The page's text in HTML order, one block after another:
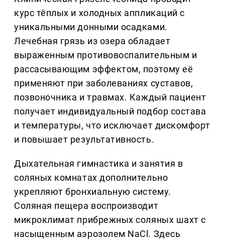
курс тёплых и холодных аппликаций с
уникальными донными осадками.
Лечебная грязь из озера обладает
выраженным противовоспалительным и
рассасывающим эффектом, поэтому её
применяют при заболеваниях суставов,
позвоночника и травмах. Каждый пациент
получает индивидуальный подбор состава
и температуры, что исключает дискомфорт
и повышает результативность.
Дыхательная гимнастика и занятия в
соляных комнатах дополнительно
укрепляют бронхиальную систему.
Соляная пещера воспроизводит
микроклимат прибрежных соляных шахт с
насыщенным аэрозолем NaCl. Здесь